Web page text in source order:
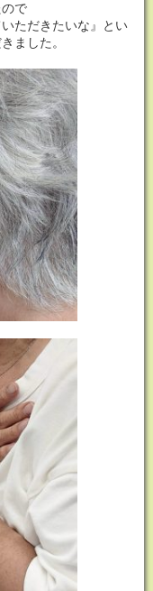
で
ただきたいな』とい
ました。